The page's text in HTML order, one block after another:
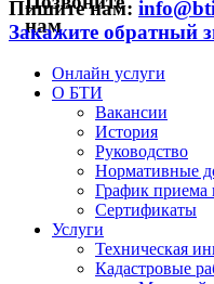
Пишите нам:
Закажите обратный
Онлайн услуги
О БТИ
Вакансии
История
Руководство
Нормативные
График приема
Сертификаты
Услуги
Техническая
Кадастровые